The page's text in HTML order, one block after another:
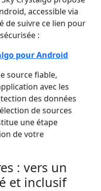
accessible via
de suivre ce lien pour
:
pour Android
source fiable,
avec les
des données
de sources
une étape
de votre
: vers un
et inclusif